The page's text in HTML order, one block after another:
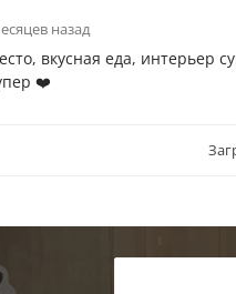
назад
вкусная еда, интерьер
❤️